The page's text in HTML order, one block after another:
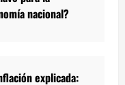
nacional?
explicada: